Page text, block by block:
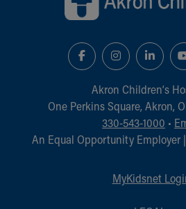
Akron Children‘s
One Perkins Square, Akron,
330-543-1000 •
An Equal Opportunity Employer |
MyKidsnet